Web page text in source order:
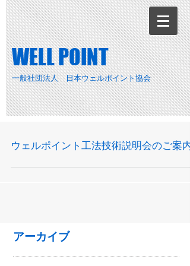
​WELL POINT
一般社団法人 日本ウェルポイント協会
ウェルポイント工法技術説明会のご案内
アーカイブ